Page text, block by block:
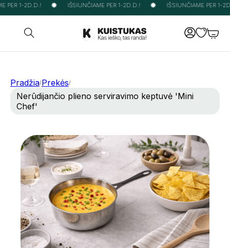
PER 1-2D.D.! IŠSIUNČIAME PER 1-2D.D.! IŠSIUNČIAME PER 1-
Pradžia/Prekės/
Nerūdijančio plieno serviravimo keptuvė 'Mini
Chef'